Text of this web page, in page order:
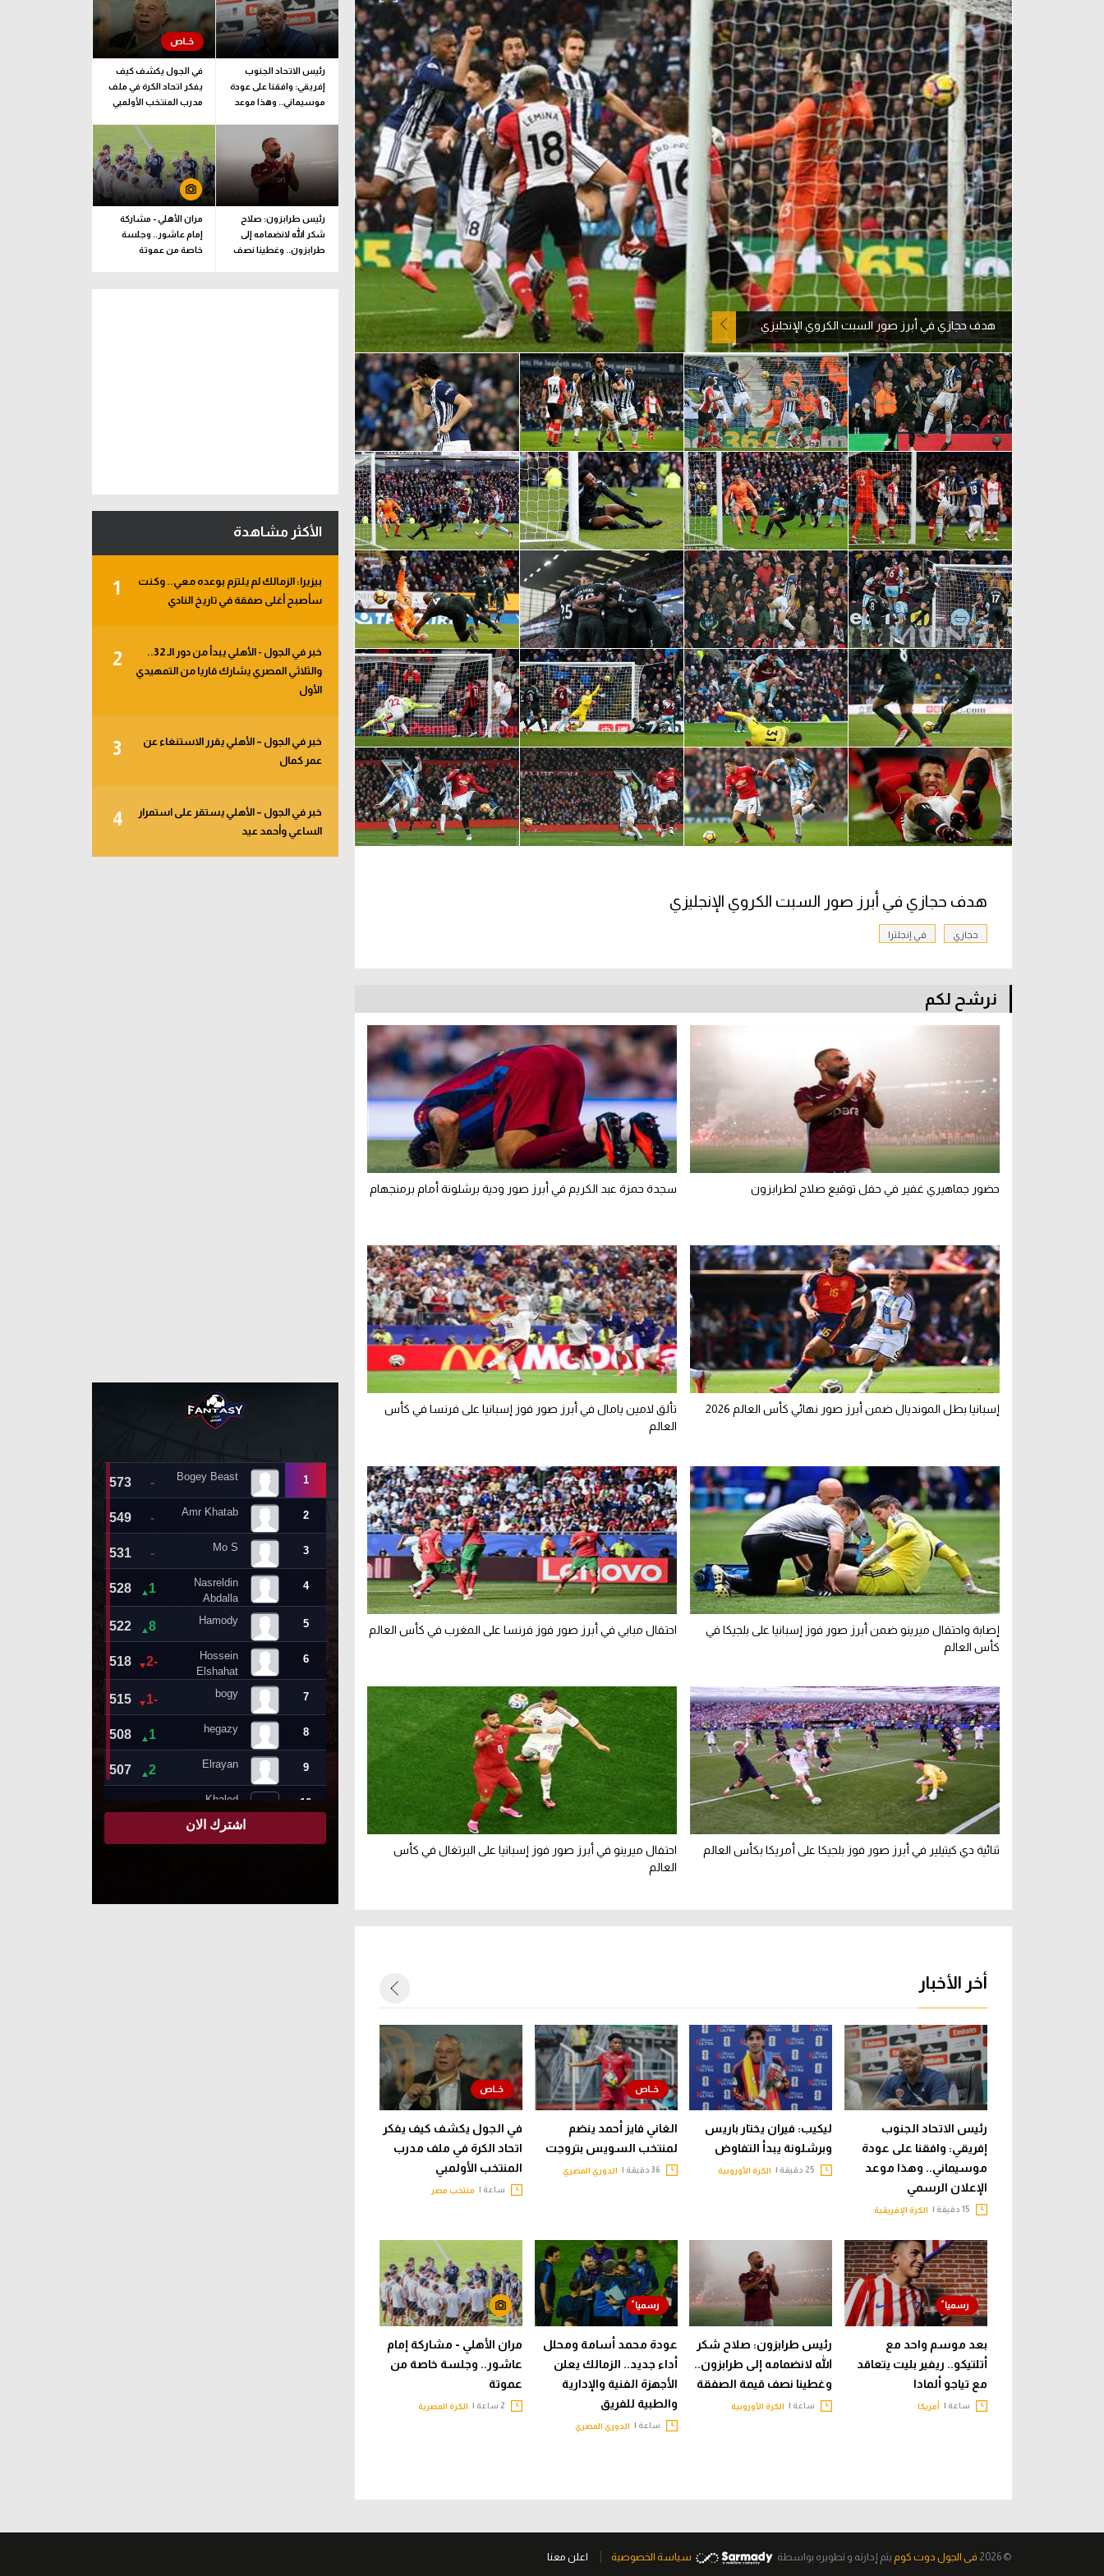
آراء حرة
ركن الألعاب
الدوري السعودي للمحترفين
دوري أبطال أوروبا
دوري أبطال إفريقيا
كل البطولات
دوري أبطال أوروبا
القسم الثاني
رياضات أخرى
آسيا
أمريكا
ركن الألعاب
هدف حجازي في أبرز صور السبت الكروي الإنجليزي
هدف حجازي في أبرز صور السبت الكروي الإنجليزي
حجازي في إنجلترا
نرشح لكم
حضور جماهيري غفير في حفل توقيع صلاح لطرابزون سجدة حمزة عبد الكريم في أبرز صور ودية برشلونة أمام برمنجهام
إسبانيا بطل المونديال ضمن أبرز صور نهائي كأس العالم 2026
تألق لامين يامال في أبرز صور فوز إسبانيا على فرنسا في كأس
العالم
إصابة واحتفال ميرينو ضمن أبرز صور فوز إسبانيا على بلجيكا في
كأس العالم
احتفال مبابي في أبرز صور فوز فرنسا على المغرب في كأس العالم
ثنائية دي كيتيلير في أبرز صور فوز بلجيكا على أمريكا بكأس العالم
احتفال ميرينو في أبرز صور فوز إسبانيا على البرتغال في كأس
العالم
أخر الأخبار
رئيس الاتحاد الجنوب
إفريقي: وافقنا على عودة
موسيماني.. وهذا موعد
الإعلان الرسمي
الكرة الإفريقية
ليكيب: فيران يختار باريس
وبرشلونة يبدأ التفاوض
الكرة الأوروبية
الغاني فايز أحمد ينضم
لمنتخب السويس بتروجت
الدوري المصري
في الجول يكشف كيف يفكر
اتحاد الكرة في ملف مدرب
المنتخب الأولمبي
ساعة | منتخب مصر
بعد موسم واحد مع
أتلتيكو.. ريفير بليت يتعاقد
مع تياجو ألمادا
ساعة | أمريكا
رئيس طرابزون: صلاح شكر
الله لانضمامه إلى طرابزون..
وغطينا نصف قيمة الصفقة
ساعة | الكرة الأوروبية
عودة محمد أسامة ومحلل
أداء جديد.. الزمالك يعلن
الأجهزة الفنية والإدارية
والطبية للفريق
ساعة | الدوري المصري
مران الأهلي - مشاركة إمام
عاشور.. وجلسة خاصة من
عموتة
الكرة المصرية
رئيس الاتحاد الجنوب
إفريقي: وافقنا على عودة
موسيماني.. وهذا موعد
في الجول يكشف كيف
يفكر اتحاد الكرة في ملف
مدرب المنتخب الأولمبي
رئيس طرابزون: صلاح
شكر الله لانضمامه إلى
طرابزون.. وغطينا نصف
مران الأهلي - مشاركة
إمام عاشور.. وجلسة
خاصة من عموتة
الأكثر مشاهدة
1
بيزيرا: الزمالك لم يلتزم بوعده معي.. وكنت
سأصبح أغلى صفقة في تاريخ النادي
2
خبر في الجول - الأهلي يبدأ من دور الـ 32..
والثلاثي المصري يشارك قاريا من التمهيدي
الأول
3
خبر في الجول – الأهلي يقرر الاستنغاء عن
عمر كمال
4
خبر في الجول – الأهلي يستقر على استمرار
الساعي وأحمد عيد
© 2026 فى الجول دوت كوم يتم إدارته و تطويره بواسطة سياسة الخصوصية اعلن معنا